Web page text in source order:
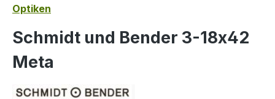
Optiken
Schmidt und Bender 3-18x42
Meta